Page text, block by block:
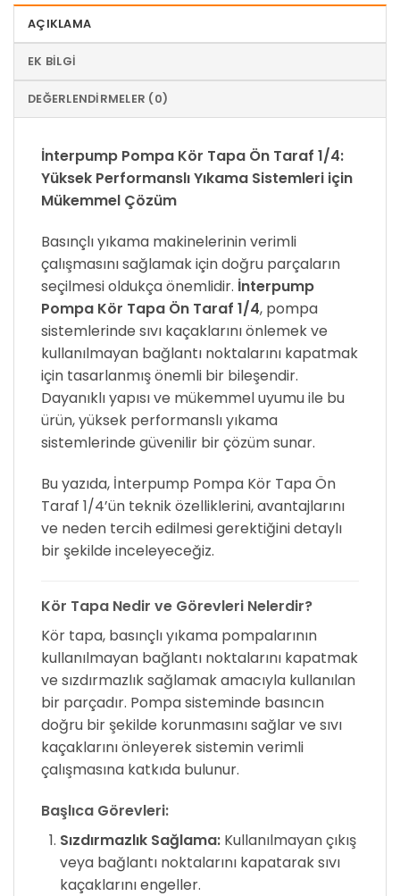
AÇIKLAMA
EK BILGI
DEĞERLENDIRMELER (0)
İnterpump Pompa Kör Tapa Ön Taraf 1/4:
Yüksek Performanslı Yıkama Sistemleri için
Mükemmel Çözüm
Basınçlı yıkama makinelerinin verimli
çalışmasını sağlamak için doğru parçaların
seçilmesi oldukça önemlidir. İnterpump
Pompa Kör Tapa Ön Taraf 1/4, pompa
sistemlerinde sıvı kaçaklarını önlemek ve
kullanılmayan bağlantı noktalarını kapatmak
için tasarlanmış önemli bir bileşendir.
Dayanıklı yapısı ve mükemmel uyumu ile bu
ürün, yüksek performanslı yıkama
sistemlerinde güvenilir bir çözüm sunar.
Bu yazıda, İnterpump Pompa Kör Tapa Ön
Taraf 1/4’ün teknik özelliklerini, avantajlarını
ve neden tercih edilmesi gerektiğini detaylı
bir şekilde inceleyeceğiz.
Kör Tapa Nedir ve Görevleri Nelerdir?
Kör tapa, basınçlı yıkama pompalarının
kullanılmayan bağlantı noktalarını kapatmak
ve sızdırmazlık sağlamak amacıyla kullanılan
bir parçadır. Pompa sisteminde basıncın
doğru bir şekilde korunmasını sağlar ve sıvı
kaçaklarını önleyerek sistemin verimli
çalışmasına katkıda bulunur.
Başlıca Görevleri:
Sızdırmazlık Sağlama:Kullanılmayan çıkış
veya bağlantı noktalarını kapatarak sıvı
kaçaklarını engeller.